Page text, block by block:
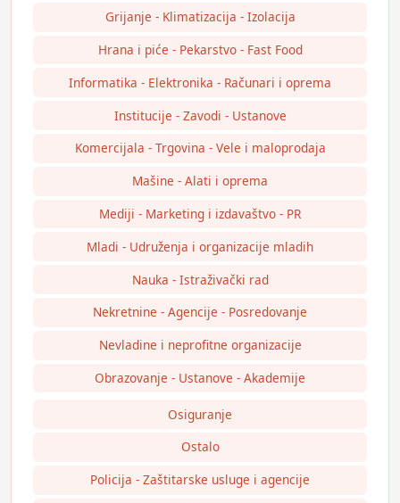
Grijanje - Klimatizacija - Izolacija
Hrana i piće - Pekarstvo - Fast Food
Informatika - Elektronika - Računari i oprema
Institucije - Zavodi - Ustanove
Komercijala - Trgovina - Vele i maloprodaja
Mašine - Alati i oprema
Mediji - Marketing i izdavaštvo - PR
Mladi - Udruženja i organizacije mladih
Nauka - Istraživački rad
Nekretnine - Agencije - Posredovanje
Nevladine i neprofitne organizacije
Obrazovanje - Ustanove - Akademije
Osiguranje
Ostalo
Policija - Zaštitarske usluge i agencije